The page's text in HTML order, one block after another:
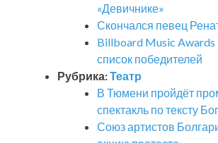
«Девичнике»
Скончался певец
Billboard Music
список победителей
Рубрика:Театр
В Тюмени пройдёт
спектакль по тексту
Союз артистов